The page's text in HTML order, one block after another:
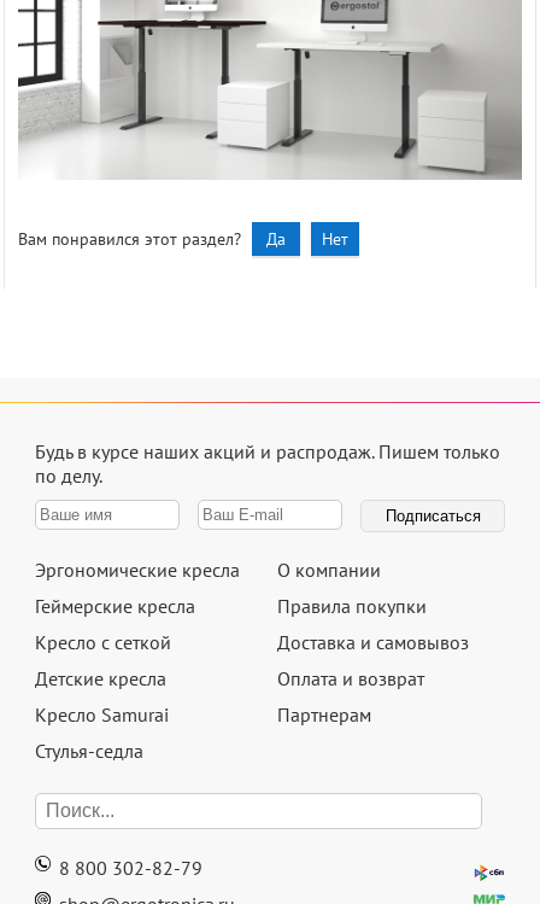
Вам понравился этот раздел? Да Нет
Будь в курсе наших акций и распродаж. Пишем только
по делу.
Эргономические кресла
Геймерские кресла
Кресло с сеткой
Детские кресла
Кресло Samurai
Стулья-седла
О компании
Правила покупки
Доставка и самовывоз
Оплата и возврат
Партнерам
8 800 302-82-79